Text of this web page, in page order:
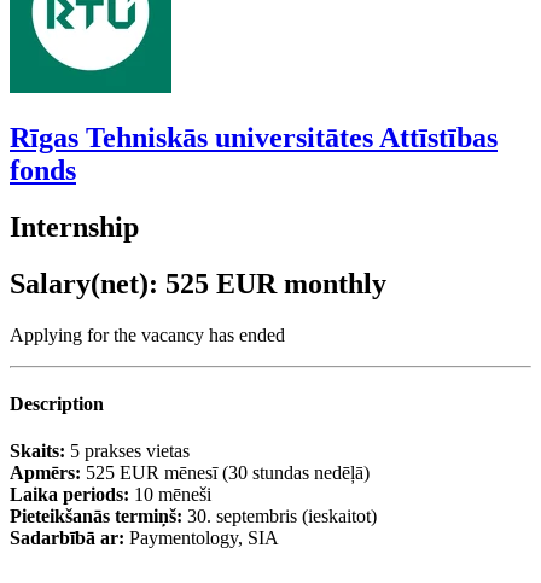
Rīgas Tehniskās universitātes Attīstības
fonds
Internship
Salary(net): 525 EUR monthly
Applying for the vacancy has ended
Description
Skaits: 5 prakses vietas
Apmērs: 525 EUR mēnesī (30 stundas nedēļā)
Laika periods: 10 mēneši
Pieteikšanās termiņš: 30. septembris (ieskaitot)
Sadarbībā ar: Paymentology, SIA